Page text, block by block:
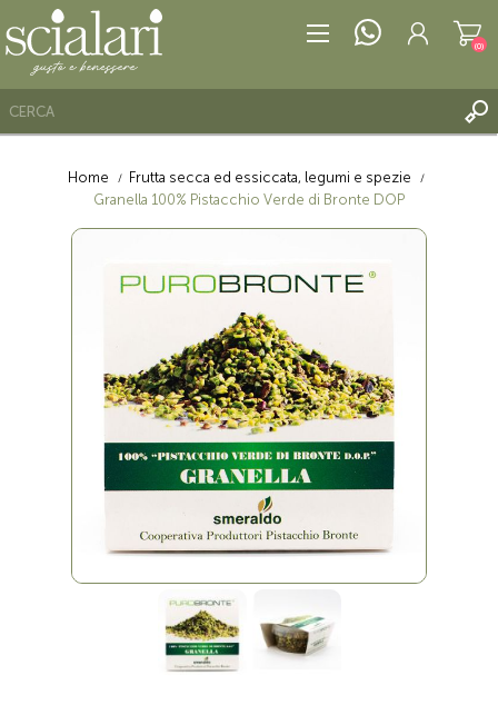
REGISTRATI
ACCESSO
(0)
Home
Frutta secca ed essiccata, legumi e spezie
Granella 100% Pistacchio Verde di Bronte DOP